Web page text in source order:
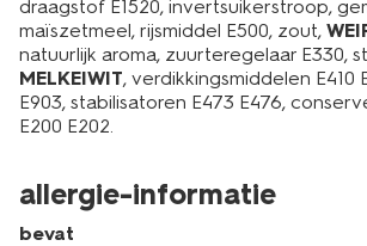
draagstof E1520, invertsuikerstroop,
maïszetmeel, rijsmiddel E500, zout,
natuurlijk aroma, zuurteregelaar E330,
MELKEIWIT, verdikkingsmiddelen E410
E903, stabilisatoren E473 E476,
E200 E202.
allergie-informatie
bevat